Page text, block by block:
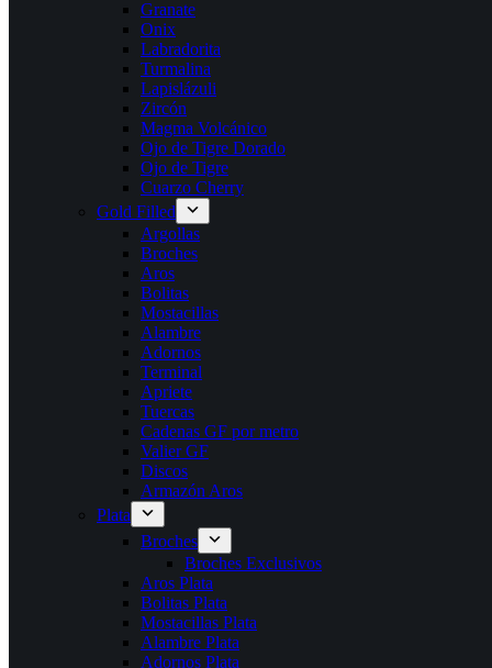
Granate
Onix
Labradorita
Turmalina
Lapislázuli
Zircón
Magma Volcánico
Ojo de Tigre Dorado
Ojo de Tigre
Cuarzo Cherry
Gold Filled
Argollas
Broches
Aros
Bolitas
Mostacillas
Alambre
Adornos
Terminal
Apriete
Tuercas
Cadenas GF por metro
Valier GF
Discos
Armazón Aros
Plata
Broches
Broches Exclusivos
Aros Plata
Bolitas Plata
Mostacillas Plata
Alambre Plata
Adornos Plata